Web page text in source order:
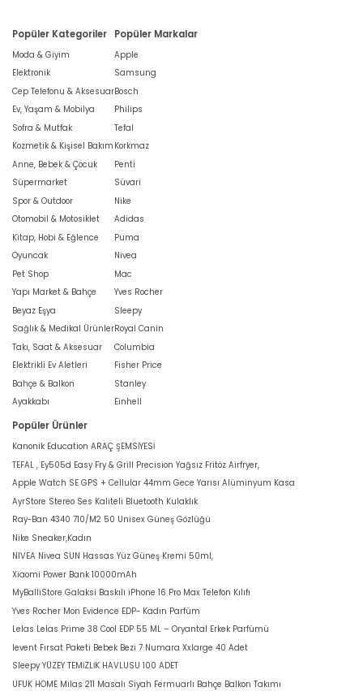
Popüler Kategoriler
Moda & Giyim
Elektronik
Cep Telefonu & Aksesuar
Ev, Yaşam & Mobilya
Sofra & Mutfak
Kozmetik & Kişisel Bakım
Anne, Bebek & Çocuk
Süpermarket
Spor & Outdoor
Otomobil & Motosiklet
Kitap, Hobi & Eğlence
Oyuncak
Pet Shop
Yapı Market & Bahçe
Beyaz Eşya
Sağlık & Medikal Ürünler
Takı, Saat & Aksesuar
Elektrikli Ev Aletleri
Bahçe & Balkon
Ayakkabı
Popüler Markalar
Apple
Samsung
Bosch
Philips
Tefal
Korkmaz
Penti
Süvari
Nike
Adidas
Puma
Nivea
Mac
Yves Rocher
Sleepy
Royal Canin
Columbia
Fisher Price
Stanley
Einhell
Popüler Ürünler
Kanonik Education ARAÇ ŞEMSİYESİ
TEFAL , Ey505d Easy Fry & Grill Precision Yağsız Fritöz Airfryer,
Apple Watch SE GPS + Cellular 44mm Gece Yarısı Alüminyum Kasa
AyrStore Stereo Ses Kaliteli Bluetooth Kulaklık
Ray-Ban 4340 710/M2 50 Unisex Güneş Gözlüğü
Nike Sneaker,Kadın
NIVEA Nivea SUN Hassas Yüz Güneş Kremi 50ml,
Xiaomi Power Bank 10000mAh
MyBalliStore Galaksi Baskılı iPhone 16 Pro Max Telefon Kılıfı
Yves Rocher Mon Evidence EDP- Kadın Parfüm
Lelas Lelas Prime 38 Cool EDP 55 ML – Oryantal Erkek Parfümü
levent Fırsat Paketi Bebek Bezi 7 Numara Xxlarge 40 Adet
Sleepy YÜZEY TEMİZLİK HAVLUSU 100 ADET
UFUK HOME Milas 211 Masalı Siyah Fermuarlı Bahçe Balkon Takımı